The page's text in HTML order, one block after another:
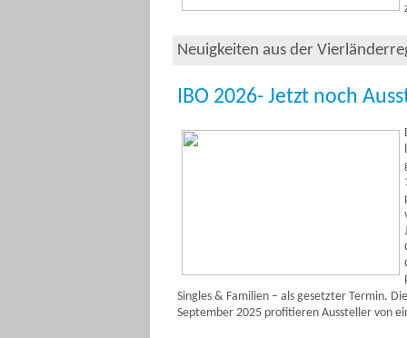
Neuigkeiten aus der
IBO 2026- Jetzt noch
Singles & Familien – als gesetzter Termin.
September 2025 profitieren Aussteller von